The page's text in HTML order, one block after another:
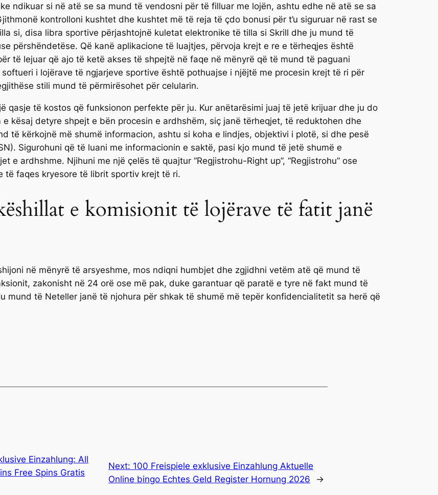
ndikuar si në atë se sa mund të vendosni për të filluar me lojën, ashtu edhe në atë se sa
kontrolloni kushtet dhe kushtet më të reja të çdo bonusi për t’u siguruar në rast se
si, disa libra sportive përjashtojnë kuletat elektronike të tilla si Skrill dhe ju mund të
përshëndetëse. Që kanë aplikacione të luajtjes, përvoja krejt e re e tërheqjes është
të lejuar që ajo të ketë akses të shpejtë në faqe në mënyrë që të mund të paguani
i lojërave të ngjarjeve sportive është pothuajse i njëjtë me procesin krejt të ri për
stili mund të përmirësohet për celularin.
qasje të kostos që funksionon perfekte për ju. Kur anëtarësimi juaj të jetë krijuar dhe ju do
kësaj detyre shpejt e bën procesin e ardhshëm, siç janë tërheqjet, të reduktohen dhe
të kërkojnë më shumë informacion, ashtu si koha e lindjes, objektivi i plotë, si dhe pesë
Sigurohuni që të luani me informacionin e saktë, pasi kjo mund të jetë shumë e
e ardhshme. Njihuni me një çelës të quajtur “Regjistrohu-Right up”, “Regjistrohu” ose
të faqes kryesore të librit sportiv krejt të ri.
e komisionit të lojërave të fatit janë
në mënyrë të arsyeshme, mos ndiqni humbjet dhe zgjidhni vetëm atë që mund të
zakonisht në 24 orë ose më pak, duke garantuar që paratë e tyre në fakt mund të
mund të Neteller janë të njohura për shkak të shumë më tepër konfidencialitetit sa herë që
Einzahlung: All
Free Spins Gratis
Next: 100 Freispiele exklusive Einzahlung Aktuelle
Online bingo Echtes Geld Register Hornung 2026
→